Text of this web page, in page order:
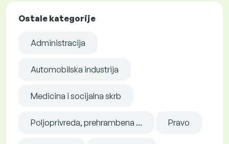
Ostale kategorije
Administracija
Automobilska industrija
Medicina i socijalna skrb
Poljoprivreda, prehrambena ... Pravo